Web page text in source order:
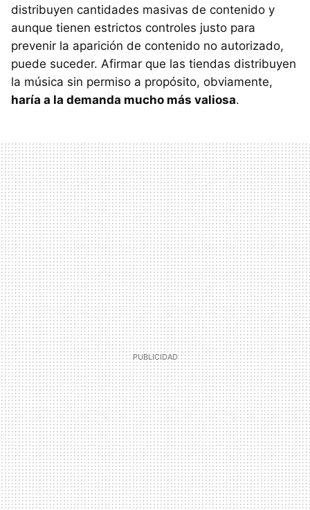
distribuyen cantidades masivas de contenido y
aunque tienen estrictos controles justo para
prevenir la aparición de contenido no autorizado,
puede suceder. Afirmar que las tiendas distribuyen
la música sin permiso a propósito, obviamente,
haría a la demanda mucho más valiosa.